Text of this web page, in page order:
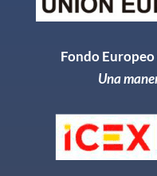
Fondo
Una